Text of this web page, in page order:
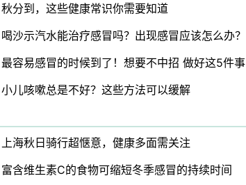
件事
秋分到，这些健康常识你需要知道
喝沙示汽水能治疗感冒吗？出现感冒应该怎么办？
最容易感冒的时候到了！想要不中招 做好这5件事
小儿咳嗽总是不好？这些方法可以缓解
上海秋日骑行超惬意，健康多面需关注
富含维生素C的食物可缩短冬季感冒的持续时间